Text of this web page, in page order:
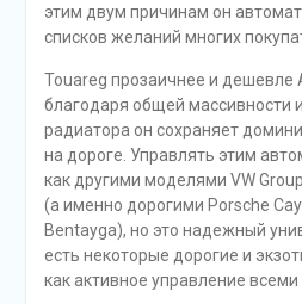
этим двум причинам он
списков желаний многих
Touareg прозаичнее и дешевле
благодаря общей массивности
радиатора он сохраняет
на дороге. Управлять этим
как другими моделями VW
(а именно дорогими Porsche
Bentayga), но это надежный
есть некоторые дорогие и
как активное управление